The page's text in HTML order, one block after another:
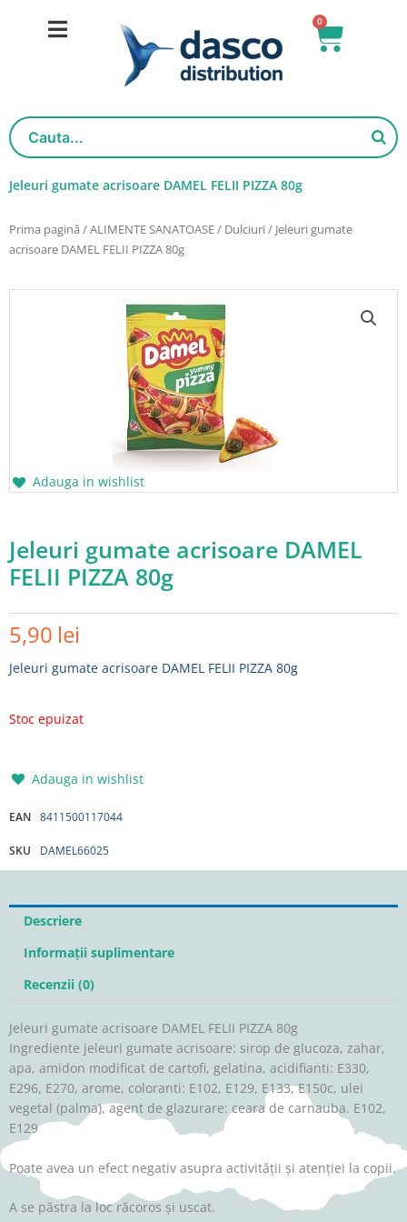
0
Cart
Jeleuri gumate acrisoare DAMEL FELII PIZZA 80g
Prima pagină /ALIMENTE SANATOASE/ Dulciuri/ Jeleuri gumate
acrisoare DAMEL FELII PIZZA 80g
Adauga in wishlist
Jeleuri gumate acrisoare DAMEL
FELII PIZZA 80g
5,90 lei
Jeleuri gumate acrisoare DAMEL FELII PIZZA 80g
Stoc epuizat
Adauga in wishlist
EAN 8411500117044
SKU DAMEL66025
Descriere
Informații suplimentare
Recenzii (0)
Jeleuri gumate acrisoare DAMEL FELII PIZZA 80g
Ingrediente jeleuri gumate acrisoare: sirop de glucoza, zahar,
apa, amidon modificat de cartofi, gelatina, acidifianti: E330,
E296, E270, arome, coloranti: E102, E129, E133, E150c, ulei
vegetal (palma), agent de glazurare: ceara de carnauba. E102,
E129
Poate avea un efect negativ asupra activității și atenției la copii.
A se păstra la loc răcoros și uscat.